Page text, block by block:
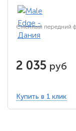
Сменный передний
2 035 руб
Купить в 1 клик